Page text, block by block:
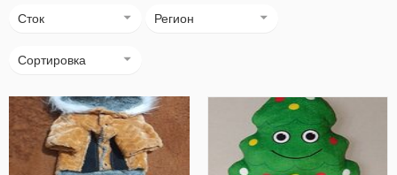
Сток Регион
Сортировка